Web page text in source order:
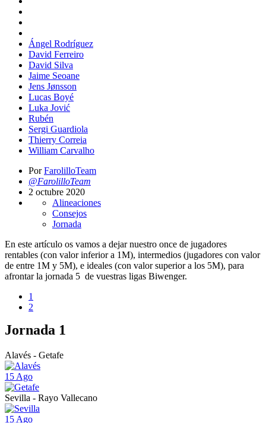
Ángel Rodríguez
David Ferreiro
David Silva
Jaime Seoane
Jens Jønsson
Lucas Boyé
Luka Jović
Rubén
Sergi Guardiola
Thierry Correia
William Carvalho
PorFarolilloTeam
@FarolilloTeam
2 octubre 2020
Alineaciones
Consejos
Jornada
En este artículo os vamos a dejar nuestro once de jugadores
rentables (con valor inferior a 1M), intermedios (jugadores con valor
de entre 1M y 5M), e ideales (con valor superior a los 5M), para
afrontar la jornada 5 de vuestras ligas Biwenger.
1
2
Jornada 1
Alavés - Getafe
15 Ago
Sevilla - Rayo Vallecano
15 Ago